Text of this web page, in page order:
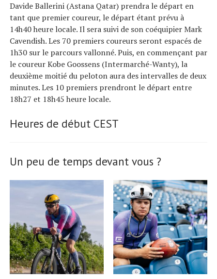
Davide Ballerini (Astana Qatar) prendra le départ en
tant que premier coureur, le départ étant prévu à
14h40 heure locale. Il sera suivi de son coéquipier Mark
Cavendish. Les 70 premiers coureurs seront espacés de
1h30 sur le parcours vallonné. Puis, en commençant par
le coureur Kobe Goossens (Intermarché-Wanty), la
deuxième moitié du peloton aura des intervalles de deux
minutes. Les 10 premiers prendront le départ entre
18h27 et 18h45 heure locale.
Heures de début CEST
Un peu de temps devant vous ?